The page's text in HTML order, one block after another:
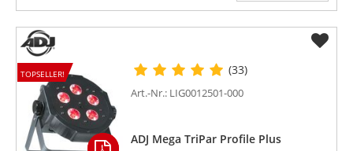
TOPSELLER! (33)
Art.-Nr.: LIG0012501-000
ADJ Mega TriPar Profile Plus